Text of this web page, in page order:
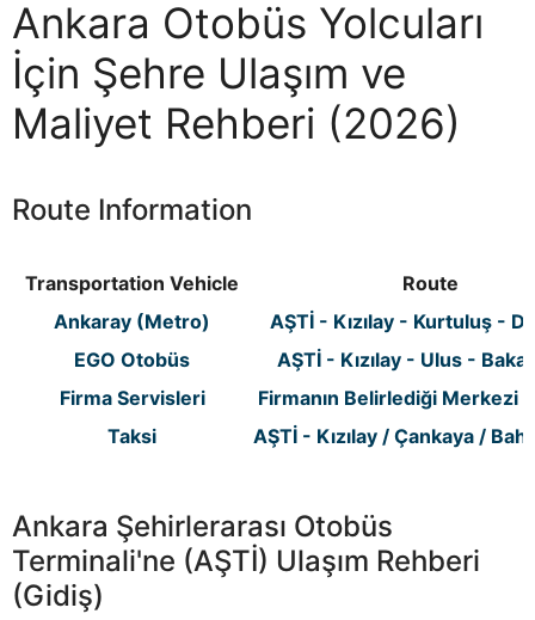
Ankara Otobüs Yolcuları
İçin Şehre Ulaşım ve
Maliyet Rehberi (2026)
Route Information
Transportation Vehicle
Route
Ankaray (Metro)
AŞTİ - Kızılay - Kurtuluş -
EGO Otobüs
AŞTİ - Kızılay - Ulus -
Firma Servisleri
Firmanın Belirlediği Merkezi
Taksi
AŞTİ - Kızılay / Çankaya /
Ankara Şehirlerarası Otobüs
Terminali'ne (AŞTİ) Ulaşım Rehberi
(Gidiş)